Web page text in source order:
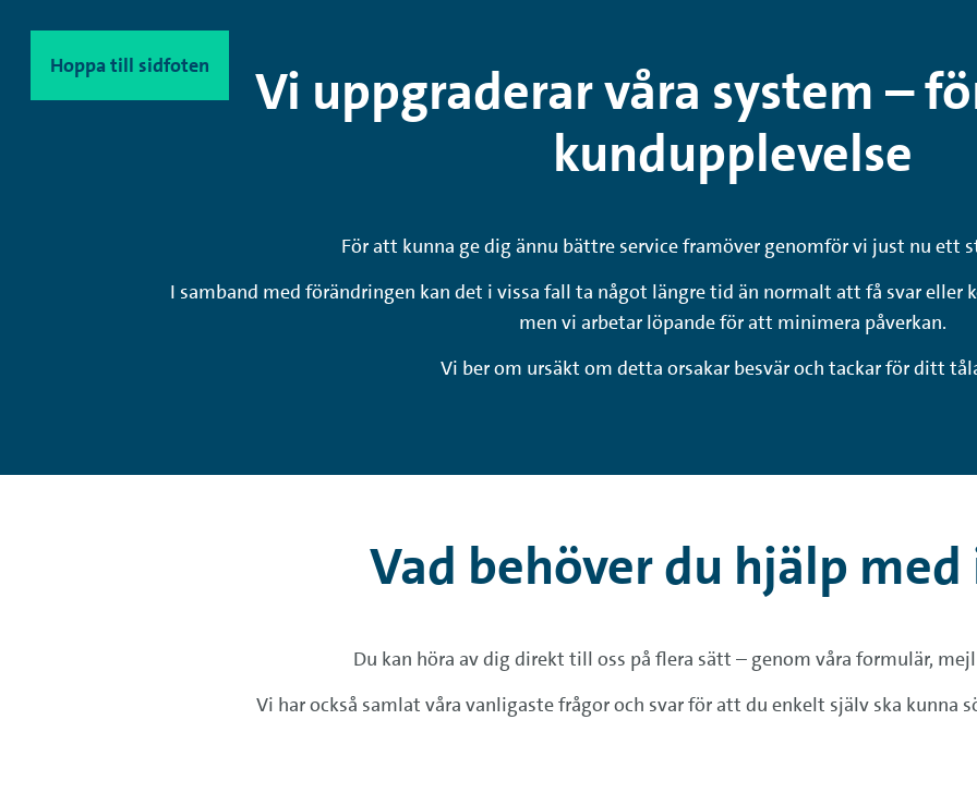
Hoppa till innehåll
Hoppa till sidfoten
Vi uppgraderar våra system –
kundupplevelse
För att kunna ge dig ännu bättre service framöver genomför vi just nu ett
I samband med förändringen kan det i vissa fall ta något längre tid än normalt att få svar eller
men vi arbetar löpande för att minimera påverkan.
Vi ber om ursäkt om detta orsakar besvär och tackar för ditt
Vad behöver du hjälp med
Du kan höra av dig direkt till oss på flera sätt – genom våra formulär,
Vi har också samlat våra vanligaste frågor och svar för att du enkelt själv ska kunna